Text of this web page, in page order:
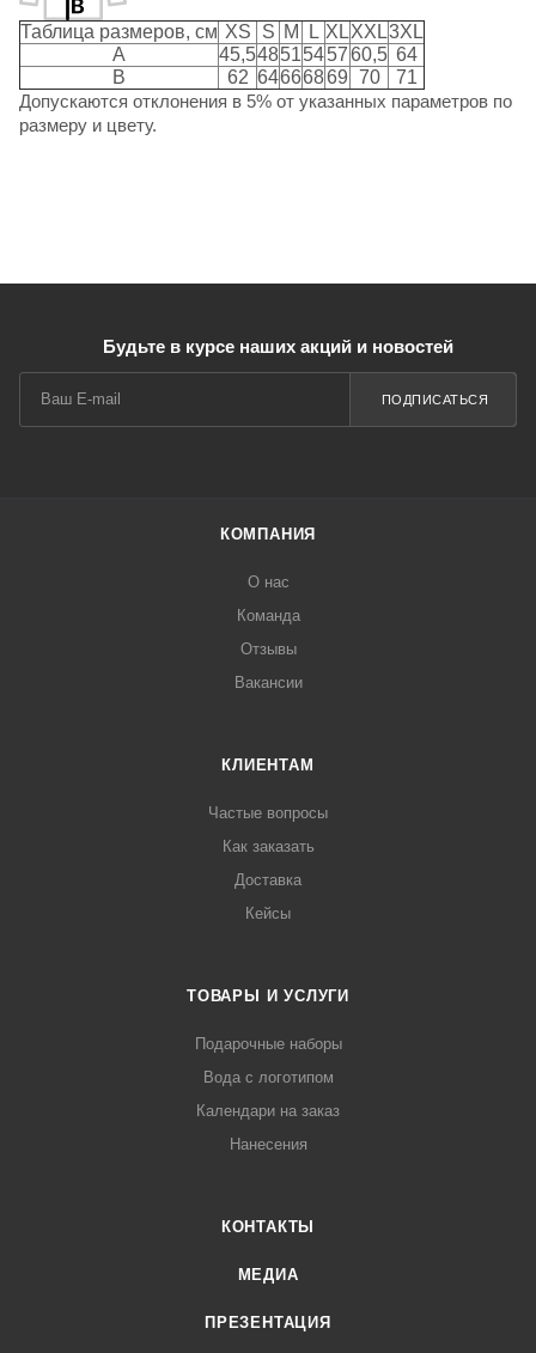
Таблица размеров, см XS S M L XLXXL3XL
A
45,54851545760,5 64
B
62 64666869 70
71
Допускаются отклонения в 5% от указанных параметров по
размеру и цвету.
Будьте в курсе наших акций и новостей
ПОДПИСАТЬСЯ
КОМПАНИЯ
О нас
Команда
Отзывы
Вакансии
КЛИЕНТАМ
Частые вопросы
Как заказать
Доставка
Кейсы
ТОВАРЫ И УСЛУГИ
Подарочные наборы
Вода с логотипом
Календари на заказ
Нанесения
КОНТАКТЫ
МЕДИА
ПРЕЗЕНТАЦИЯ